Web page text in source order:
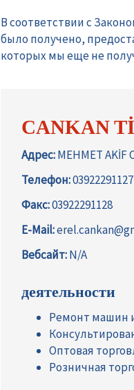
В соответствии с
было получено,
которых мы еще не
CANKAN
Адрес:MEHMET AKİF
Телефон:03922291127
Факс:03922291128
E-Mail:
Вебсайт:N/A
деятельности
Ремонт машин
Оптовая
Розничная